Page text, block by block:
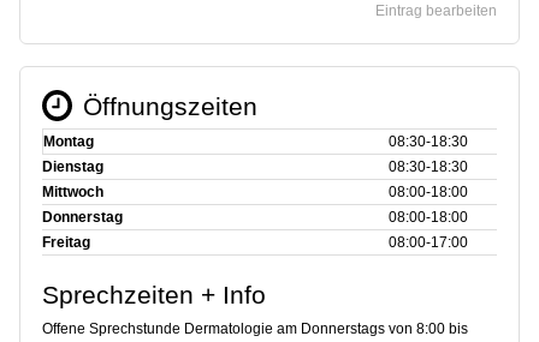
Eintrag bearbeiten
Öffnungszeiten
Montag
08:30‑18:30
Dienstag
08:30‑18:30
Mittwoch
08:00‑18:00
Donnerstag
08:00‑18:00
Freitag
08:00‑17:00
Sprechzeiten + Info
Offene Sprechstunde Dermatologie am Donnerstags von 8:00 bis